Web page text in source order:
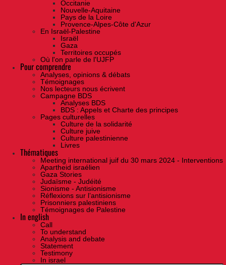
Occitanie
Nouvelle-Aquitaine
Pays de la Loire
Provence-Alpes-Côte d'Azur
En Israël-Palestine
Israël
Gaza
Territoires occupés
Où l'on parle de l'UJFP
Pour comprendre
Analyses, opinions & débats
Témoignages
Nos lecteurs nous écrivent
Campagne BDS
Analyses BDS
BDS : Appels et Charte des principes
Pages culturelles
Culture de la solidarité
Culture juive
Culture palestinienne
Livres
Thématiques
Meeting international juif du 30 mars 2024 - Interventions
Apartheid israélien
Gaza Stories
Judaïsme - Judéité
Sionisme - Antisionisme
Réflexions sur l’antisionisme
Prisonniers palestiniens
Témoignages de Palestine
In english
Call
To understand
Analysis and debate
Statement
Testimony
In israel